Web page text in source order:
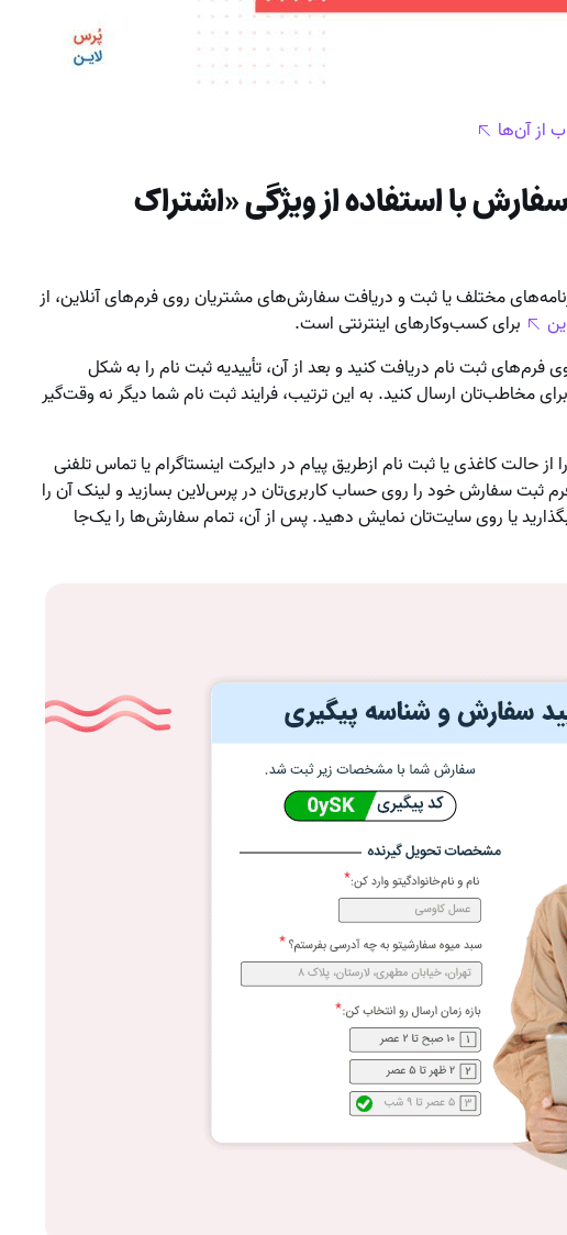
با استفاده از ویژگی «اشتراک
مختلف یا ثبت و دریافت سفارش‌های مشتریان روی فرم‌های آنلاین، از
برای کسب‌وکارهای اینترنتی است.
فرم‌های ثبت نام دریافت کنید و بعد از آن، تأییدیه ثبت نام را به شکل
مخاطب‌تان ارسال کنید. به این ترتیب، فرایند ثبت نام شما دیگر نه وقت‌گیر
حالت کاغذی یا ثبت نام ازطریق پیام در دایرکت اینستاگرام یا تماس تلفنی
ثبت سفارش خود را روی حساب کاربری‌تان در پرس‌لاین بسازید و لینک آن را
یا روی سایت‌تان نمایش دهید. پس از آن، تمام سفارش‌ها را یک‌جا